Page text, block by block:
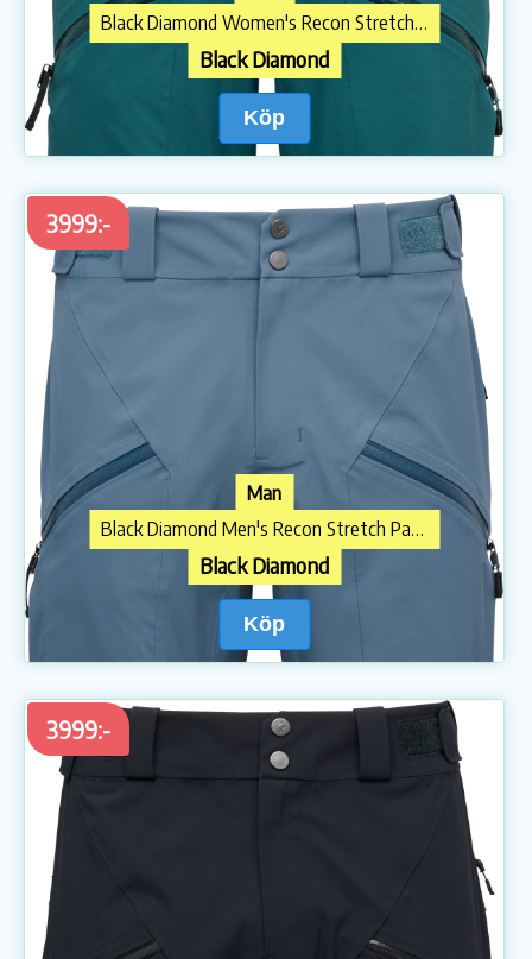
Black Diamond Women's Recon Stretch Pants Deep Woods
Black Diamond
Köp
3999:-
Man
Black Diamond Men's Recon Stretch Pants Midnight Blue
Black Diamond
Köp
3999:-